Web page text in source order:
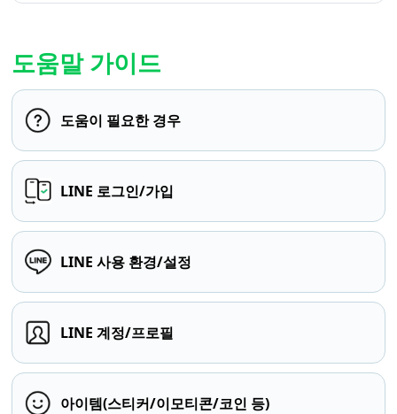
도움말 가이드
도움이 필요한 경우
LINE 로그인/가입
LINE 사용 환경/설정
LINE 계정/프로필
아이템(스티커/이모티콘/코인 등)